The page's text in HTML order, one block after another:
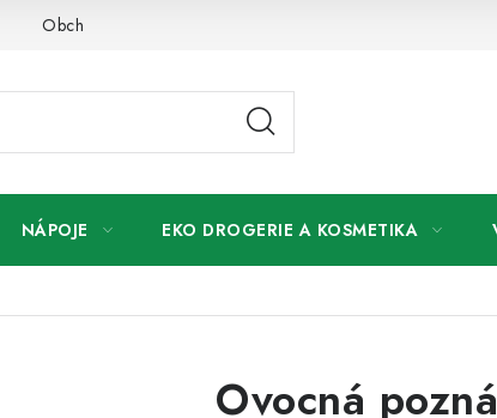
Obchodní podmínky
NÁPOJE EKO DROGERIE A KOSMETIKA
Ovocná